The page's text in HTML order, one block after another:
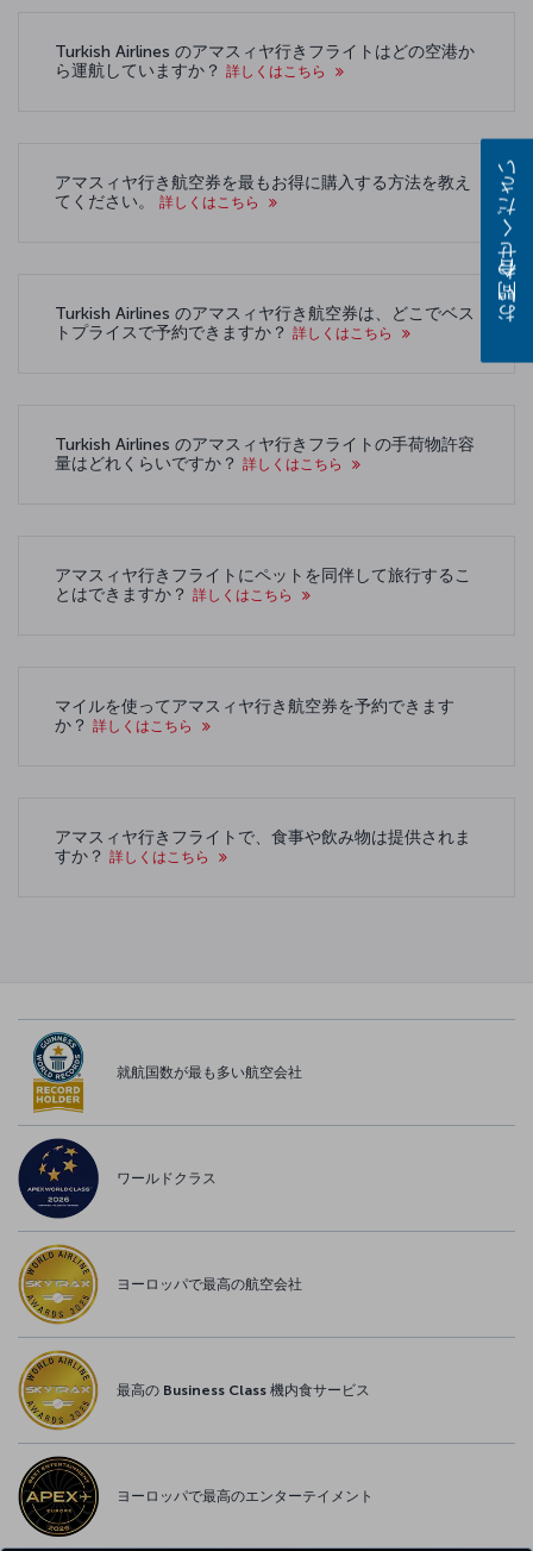
Turkish Airlines のアマスィヤ行きフライトはどの空港か
ら運航していますか？ 詳しくはこちら
アマスィヤ行き航空券を最もお得に購入する方法を教え
てください。 詳しくはこちら
Turkish Airlines のアマスィヤ行き航空券は、どこでベス
トプライスで予約できますか？ 詳しくはこちら
Turkish Airlines のアマスィヤ行きフライトの手荷物許容
量はどれくらいですか？ 詳しくはこちら
アマスィヤ行きフライトにペットを同伴して旅行するこ
とはできますか？ 詳しくはこちら
マイルを使ってアマスィヤ行き航空券を予約できます
か？ 詳しくはこちら
アマスィヤ行きフライトで、食事や飲み物は提供されま
すか？ 詳しくはこちら
就航国数が最も多い航空会社
ワールドクラス
ヨーロッパで最高の航空会社
最高の Business Class 機内食サービス
ヨーロッパで最高のエンターテイメント
お問い合わせください